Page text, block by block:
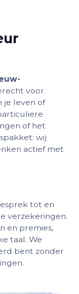
voor
je leven of
of het
wij
actief met
tot en
verzekeringen.
en premies,
taal. We
bent zonder